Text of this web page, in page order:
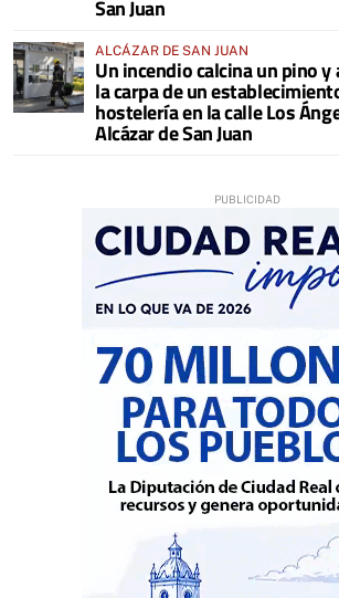
San Juan
ALCÁZAR DE SAN JUAN
Un incendio calcina un pino y
la carpa de un
hostelería en la calle Los
Alcázar de San Juan